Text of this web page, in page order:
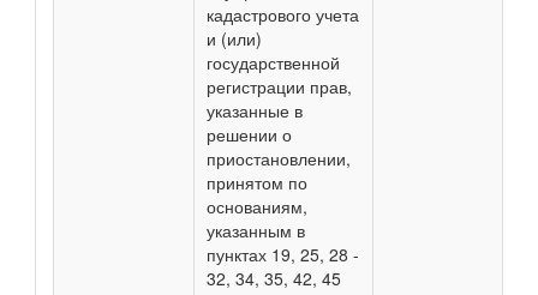
кадастрового учета
и (или)
государственной
регистрации прав,
указанные в
решении о
приостановлении,
принятом по
основаниям,
указанным в
пунктах 19, 25, 28 -
32, 34, 35, 42, 45